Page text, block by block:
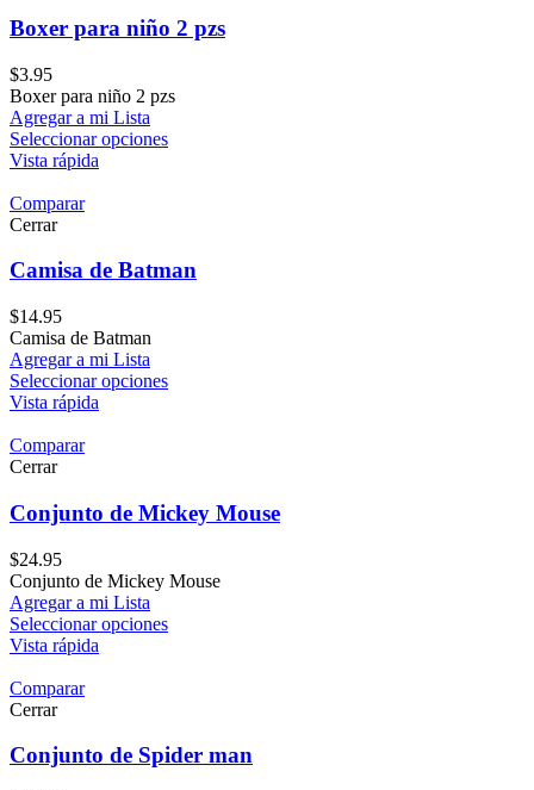
Boxer para niño 2 pzs
$3.95
Boxer para niño 2 pzs
Agregar a mi Lista
Seleccionar opciones
Vista rápida
Comparar
Cerrar
Camisa de Batman
$14.95
Camisa de Batman
Agregar a mi Lista
Seleccionar opciones
Vista rápida
Comparar
Cerrar
Conjunto de Mickey Mouse
$24.95
Conjunto de Mickey Mouse
Agregar a mi Lista
Seleccionar opciones
Vista rápida
Comparar
Cerrar
Conjunto de Spider man